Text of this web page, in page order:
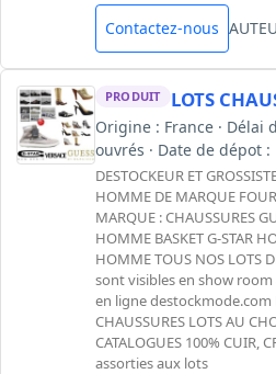
Contactez-nous
PRODUIT LOTS
Origine : France · Délai
ouvrés · Date de dépot :
DESTOCKEUR ET
HOMME DE MARQUE
MARQUE : CHAUSSURES
HOMME BASKET G-STAR
HOMME TOUS NOS LOTS
sont visibles en show
en ligne destockmode.com
CHAUSSURES LOTS AU
CATALOGUES 100% CUIR,
assorties aux lots